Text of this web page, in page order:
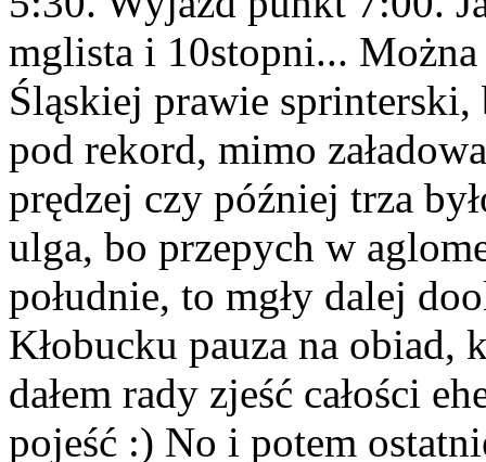
mglista i 10stopni...
Śląskiej prawie sprinterski,
pod rekord, mimo
prędzej czy później trza
ulga, bo przepych w
południe, to mgły dalej
Kłobucku pauza na obiad,
dałem rady zjeść całości
pojeść :) No i potem